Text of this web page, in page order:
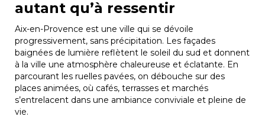
autant qu’à ressentir
Aix-en-Provence est une ville qui se dévoile
progressivement, sans précipitation. Les façades
baignées de lumière reflètent le soleil du sud et donnent
à la ville une atmosphère chaleureuse et éclatante. En
parcourant les ruelles pavées, on débouche sur des
places animées, où cafés, terrasses et marchés
s’entrelacent dans une ambiance conviviale et pleine de
vie.